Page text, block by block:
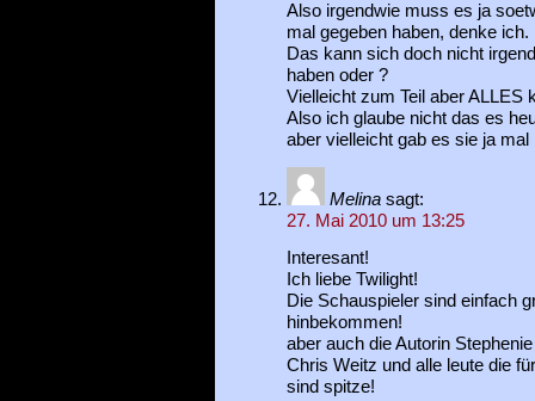
Also irgendwie muss es ja
mal gegeben haben, denke ich.
Das kann sich doch nicht
haben oder ?
Vielleicht zum Teil aber ALLES
Also ich glaube nicht das es
aber vielleicht gab es sie ja mal
Melina sagt:
27. Mai 2010 um 13:25
Interesant!
Ich liebe Twilight!
Die Schauspieler sind einfach
hinbekommen!
aber auch die Autorin
Chris Weitz und alle leute die
sind spitze!